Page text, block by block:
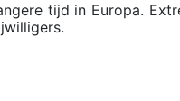
tijd in Europa.